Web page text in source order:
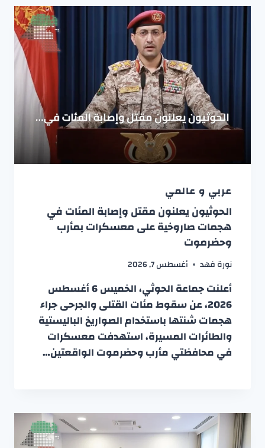
عربي و عالمي
الحوثيون يعلنون مقتل وإصابة المئات في
هجمات صاروخية على معسكرات بمأرب
وحضرموت
نورة فهد أغسطس 7, 2026
أعلنت جماعة الحوثي، الخميس 6 أغسطس
2026، عن سقوط مئات القتلى والجرحى جراء
هجمات شنتها باستخدام الصواريخ الباليستية
والطائرات المسيرة، استهدفت معسكرات
في محافظتي مأرب وحضرموت الواقعتين…